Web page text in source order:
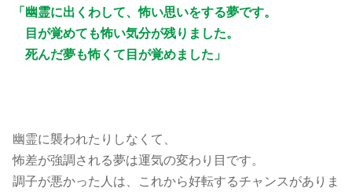
「幽霊に出くわして、怖い思いをする夢です。
目が覚めても怖い気分が残りました。
死んだ夢も怖くて目が覚めました」
幽霊に襲われたりしなくて、
怖差が強調される夢は運気の変わり目です。
調子が悪かった人は、これから好転するチャンスがありま